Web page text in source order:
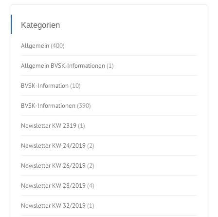
Kategorien
Allgemein (400)
Allgemein BVSK-Informationen (1)
BVSK-Information (10)
BVSK-Informationen (390)
Newsletter KW 2319 (1)
Newsletter KW 24/2019 (2)
Newsletter KW 26/2019 (2)
Newsletter KW 28/2019 (4)
Newsletter KW 32/2019 (1)